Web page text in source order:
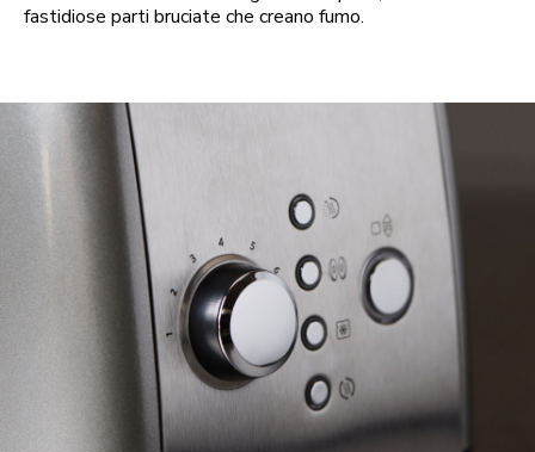
fastidiose parti bruciate che creano fumo.